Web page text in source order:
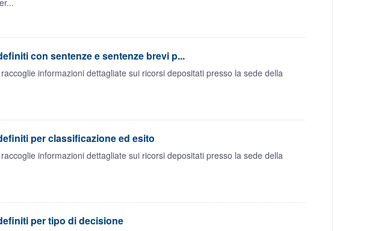
con sentenze e sentenze brevi p...
informazioni dettagliate sui ricorsi depositati presso la sede della
per classificazione ed esito
informazioni dettagliate sui ricorsi depositati presso la sede della
per tipo di decisione